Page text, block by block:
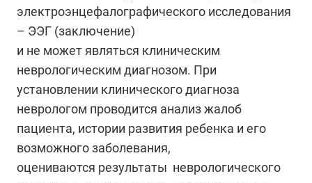
электроэнцефалографического исследования
– ЭЭГ (заключение)
и не может являться клиническим
неврологическим диагнозом. При
установлении клинического диагноза
неврологом проводится анализ жалоб
пациента, истории развития ребенка и его
возможного заболевания,
оцениваются результаты неврологического